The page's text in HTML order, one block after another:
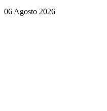
06 Agosto 2026